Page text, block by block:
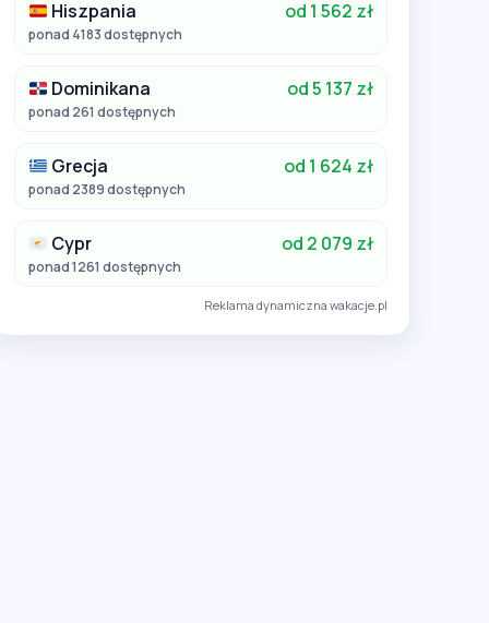
Hiszpania od 1 562 zł
ponad 4183 dostępnych
Dominikana od 5 137 zł
ponad 261 dostępnych
Grecja od 1 624 zł
ponad 2389 dostępnych
Cypr od 2 079 zł
ponad 1261 dostępnych
Reklama dynamiczna wakacje.pl